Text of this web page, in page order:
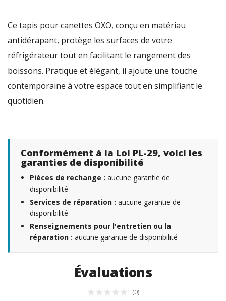
Ce tapis pour canettes OXO, conçu en matériau
antidérapant, protège les surfaces de votre
réfrigérateur tout en facilitant le rangement des
boissons. Pratique et élégant, il ajoute une touche
contemporaine à votre espace tout en simplifiant le
quotidien.
Conformément à la Loi PL-29, voici les
garanties de disponibilité
Pièces de rechange : aucune garantie de
disponibilité
Services de réparation : aucune garantie de
disponibilité
Renseignements pour l'entretien ou la
réparation : aucune garantie de disponibilité
Évaluations
(0)